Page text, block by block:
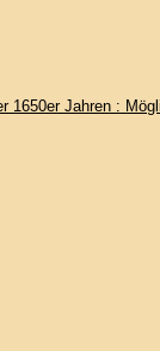
1650er Jahren :